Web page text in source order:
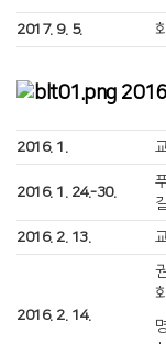
2017. 9. 5.
2016
2016. 1.
2016. 1. 24.-30.
2016. 2. 13.
2016. 2. 14.